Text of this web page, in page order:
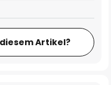
Artikel?